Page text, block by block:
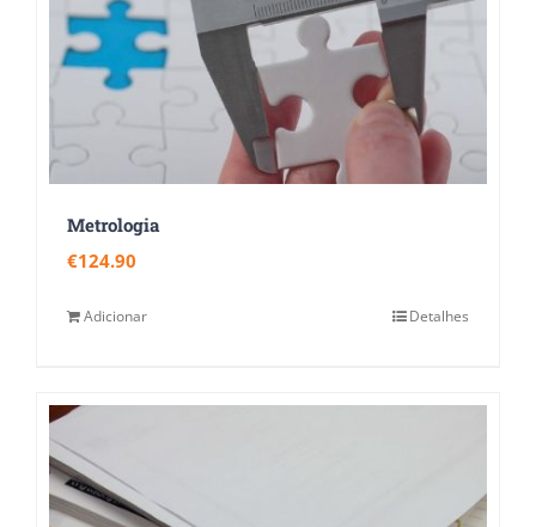
Metrologia
€124.90
Adicionar Detalhes